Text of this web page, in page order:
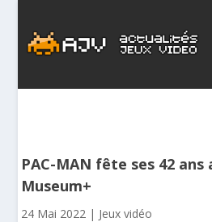
PAC-MAN fête ses 42 ans
Museum+
24 Mai 2022 | Jeux vidéo